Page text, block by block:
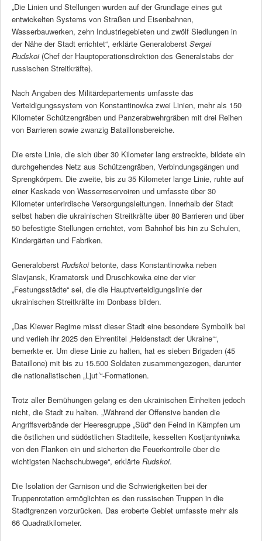
„Die Linien und Stellungen wurden auf der Grundlage eines gut
entwickelten Systems von Straßen und Eisenbahnen,
Wasserbauwerken, zehn Industriegebieten und zwölf Siedlungen in
der Nähe der Stadt errichtet“, erklärte Generaloberst Sergei
Rudskoi(Chef der Hauptoperationsdirektion des Generalstabs der
russischen Streitkräfte).
Nach Angaben des Militärdepartements umfasste das
Verteidigungssystem von Konstantinowka zwei Linien, mehr als 150
Kilometer Schützengräben und Panzerabwehrgräben mit drei Reihen
von Barrieren sowie zwanzig Bataillonsbereiche.
Die erste Linie, die sich über 30 Kilometer lang erstreckte, bildete ein
durchgehendes Netz aus Schützengräben, Verbindungsgängen und
Sprengkörpern. Die zweite, bis zu 35 Kilometer lange Linie, ruhte auf
einer Kaskade von Wasserreservoiren und umfasste über 30
Kilometer unterirdische Versorgungsleitungen. Innerhalb der Stadt
selbst haben die ukrainischen Streitkräfte über 80 Barrieren und über
50 befestigte Stellungen errichtet, vom Bahnhof bis hin zu Schulen,
Kindergärten und Fabriken.
Generaloberst Rudskoibetonte, dass Konstantinowka neben
Slavjansk, Kramatorsk und Druschkowka eine der vier
„Festungsstädte“ sei, die die Hauptverteidigungslinie der
ukrainischen Streitkräfte im Donbass bilden.
„Das Kiewer Regime misst dieser Stadt eine besondere Symbolik bei
und verlieh ihr 2025 den Ehrentitel ‚Heldenstadt der Ukraine‘“,
bemerkte er. Um diese Linie zu halten, hat es sieben Brigaden (45
Bataillone) mit bis zu 15.500 Soldaten zusammengezogen, darunter
die nationalistischen „Ljut´“-Formationen.
Trotz aller Bemühungen gelang es den ukrainischen Einheiten jedoch
nicht, die Stadt zu halten. „Während der Offensive banden die
Angriffsverbände der Heeresgruppe „Süd“ den Feind in Kämpfen um
die östlichen und südöstlichen Stadtteile, kesselten Kostjantyniwka
von den Flanken ein und sicherten die Feuerkontrolle über die
wichtigsten Nachschubwege“, erklärte Rudskoi.
Die Isolation der Garnison und die Schwierigkeiten bei der
Truppenrotation ermöglichten es den russischen Truppen in die
Stadtgrenzen vorzurücken. Das eroberte Gebiet umfasste mehr als
66 Quadratkilometer.